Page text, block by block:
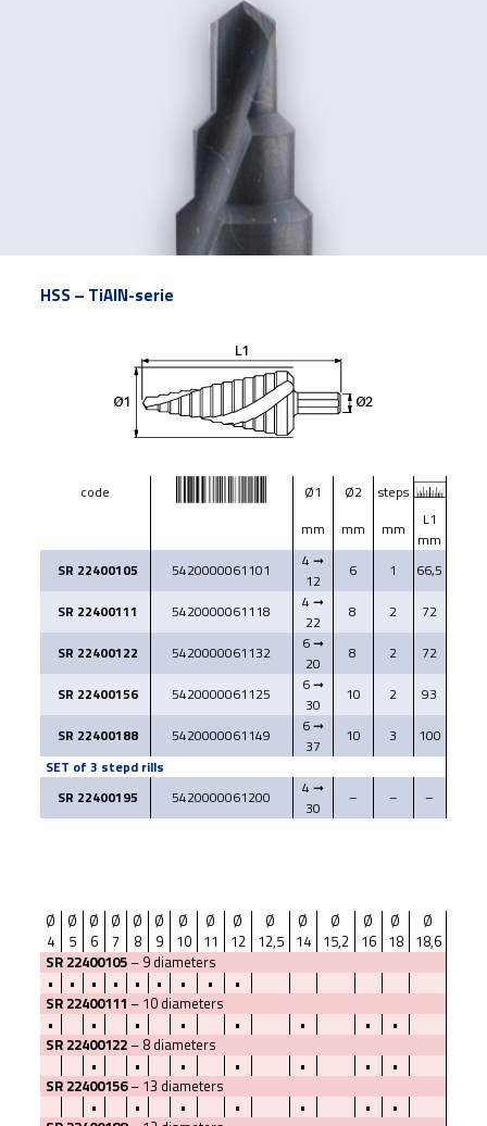
HSS – TiAIN-serie
code Ø1 Ø2
steps
mm
mm mm
L1
mm
SR 22400105
5420000061101
4 ➞
12
6 1
66,5
SR 22400111
5420000061118
4 ➞
22
8 2
72
SR 22400122
5420000061132
6 ➞
20
8 2
72
SR 22400156
5420000061125
6 ➞
30
10 2
93
SR 22400188
5420000061149
6 ➞
37
10 3
100
SET of 3 stepd rills
SR 22400195
5420000061200
4 ➞
30
– – –
Ø
4
Ø
5
Ø
6
Ø
7
Ø
8
Ø
9
Ø
10
Ø
11
Ø
12
Ø
12,5
Ø
14
Ø
15,2
Ø
16
Ø
18
Ø
18,6
SR 22400105– 9 diameters
•
• • • • • • •
•
SR 22400111 – 10 diameters
•
• • • • • • •
SR 22400122– 8 diameters
•
• • • • • •
SR 22400156– 13 diameters
•
• • • • • •